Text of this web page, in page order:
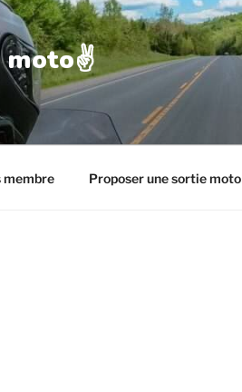
moto✌️
membre Proposer une sortie moto